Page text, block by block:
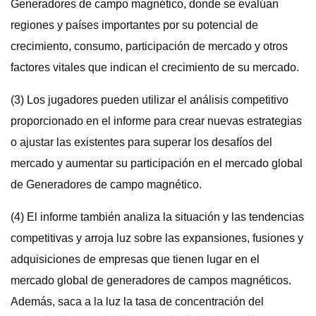
Generadores de campo magnético, donde se evalúan
regiones y países importantes por su potencial de
crecimiento, consumo, participación de mercado y otros
factores vitales que indican el crecimiento de su mercado.
(3) Los jugadores pueden utilizar el análisis competitivo
proporcionado en el informe para crear nuevas estrategias
o ajustar las existentes para superar los desafíos del
mercado y aumentar su participación en el mercado global
de Generadores de campo magnético.
(4) El informe también analiza la situación y las tendencias
competitivas y arroja luz sobre las expansiones, fusiones y
adquisiciones de empresas que tienen lugar en el
mercado global de generadores de campos magnéticos.
Además, saca a la luz la tasa de concentración del